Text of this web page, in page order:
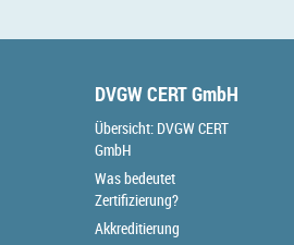
DVGW CERT GmbH
Übersicht: DVGW CERT
GmbH
Was bedeutet
Zertifizierung?
Akkreditierung